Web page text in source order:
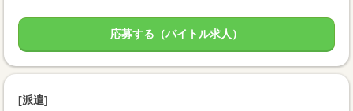
応募する（バイトル求人）
[派遣]